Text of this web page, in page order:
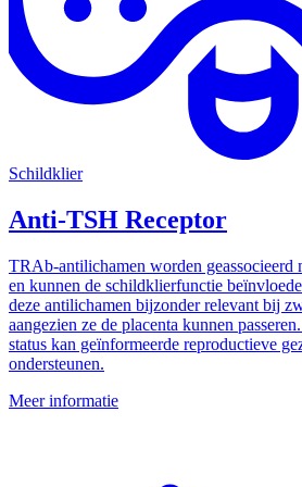
Schildklier
Anti-TSH Receptor
TRAb-antilichamen worden geassocieerd
en kunnen de schildklierfunctie
deze antilichamen bijzonder relevant bij
aangezien ze de placenta kunnen
status kan geïnformeerde reproductieve
ondersteunen.
Meer informatie